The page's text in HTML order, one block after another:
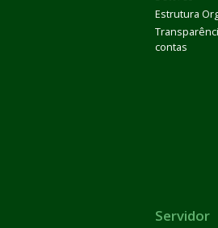
Estrutura
contas
Servidor